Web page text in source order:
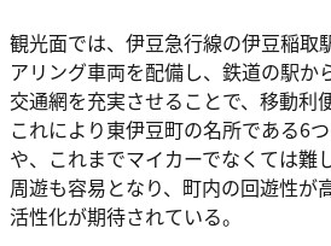
観光面では、伊豆急行線の伊豆稲取
アリング車両を配備し、鉄道の駅か
交通網を充実させることで、移動利
これにより東伊豆町の名所である6
や、これまでマイカーでなくては難
周遊も容易となり、町内の回遊性が
活性化が期待されている。